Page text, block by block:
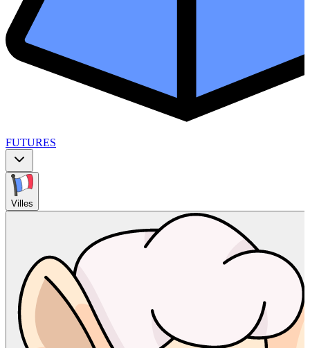
FUTURES
Villes